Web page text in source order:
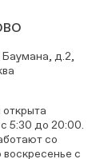
д.2,
5:30 до 20:00.
со
воскресенье с